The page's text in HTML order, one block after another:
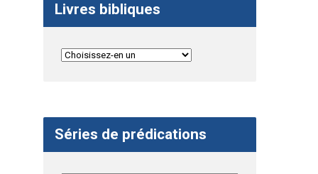
Livres bibliques
Séries de prédications